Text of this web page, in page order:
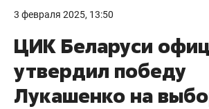
3 февраля 2025, 13:50
ЦИК Беларуси
утвердил победу
Лукашенко на